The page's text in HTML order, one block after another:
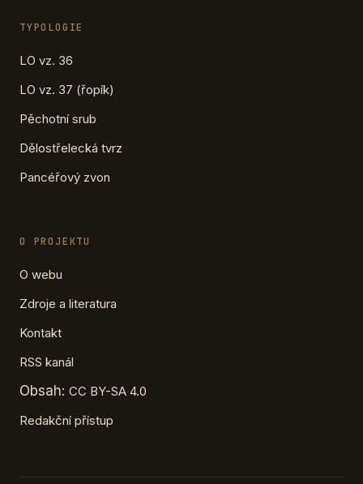
TYPOLOGIE
LO vz. 36
LO vz. 37 (řopík)
Pěchotní srub
Dělostřelecká tvrz
Pancéřový zvon
O PROJEKTU
O webu
Zdroje a literatura
Kontakt
RSS kanál
Obsah: CC BY-SA 4.0
Redakční přístup